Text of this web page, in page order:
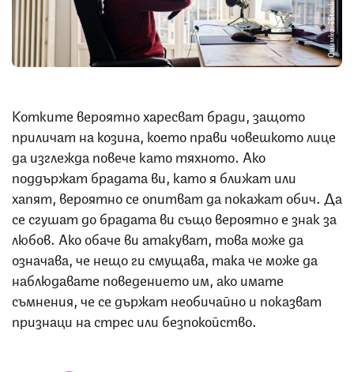
Снимка: IStock
Котките вероятно харесват бради, защото
приличат на козина, което прави човешкото лице
да изглежда повече като тяхното. Ако
поддържат брадата ви, като я ближат или
хапят, вероятно се опитват да покажат обич. Да
се сгушат до брадата ви също вероятно е знак за
любов. Ако обаче ви атакуват, това може да
означава, че нещо ги смущава, така че може да
наблюдавате поведението им, ако имате
съмнения, че се държат необичайно и показват
признаци на стрес или безпокойство.